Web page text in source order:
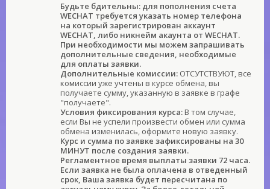
Будьте бдительны: для пополнения счета
WECHAT требуется указать номер телефона
на который зарегистрирован аккаунт
WECHAT, либо никнейм акаунта от WECHAT.
При необходимости мы можем запрашивать
дополнительные сведения, необходимые
для оплаты заявки.
Дополнительные комиссии: ОТСУТСТВУЮТ, все
комиссии уже учтены в курсе обмена, вы
получаете сумму, указанную в заявке в графе
"получаете".
Условия фиксирования курса: В том случае,
если Вы не успели произвести обмен или сумма
обмена изменилась, оформите новую заявку.
Курс и сумма по заявке зафиксированы на 30
МИНУТ после создания заявки.
Регламентное время выплаты заявки 72 часа.
Если заявка не была оплачена в отведенный
срок, Ваша заявка будет пересчитана по